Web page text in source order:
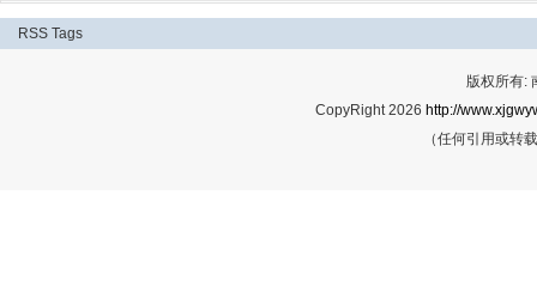
RSS Tags
版权所有:
CopyRight 2026 http://
（任何引用或转